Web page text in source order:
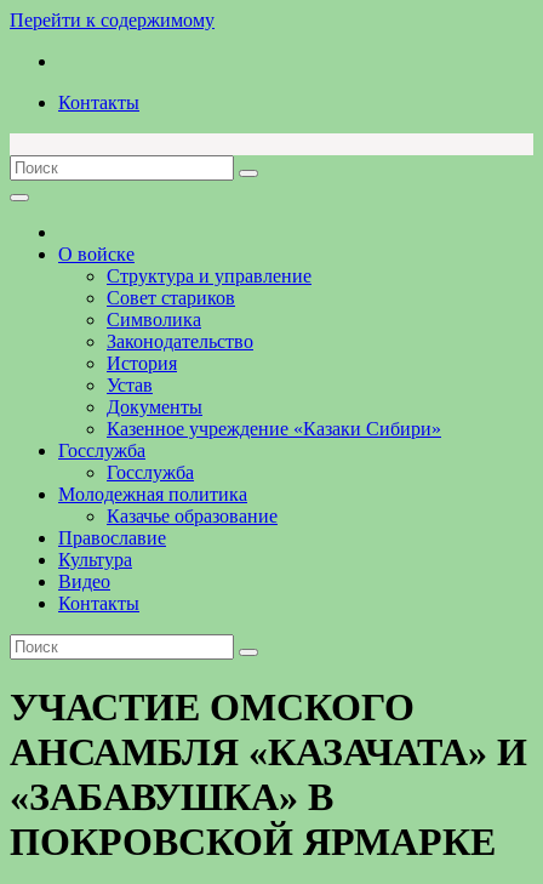
Перейти к содержимому
Контакты
О войске
Структура и управление
Совет стариков
Символика
Законодательство
История
Устав
Документы
Казенное учреждение «Казаки Сибири»
Госслужба
Госслужба
Молодежная политика
Казачье образование
Православие
Культура
Видео
Контакты
УЧАСТИЕ ОМСКОГО
АНСАМБЛЯ «КАЗАЧАТА» И
«ЗАБАВУШКА» В
ПОКРОВСКОЙ ЯРМАРКЕ